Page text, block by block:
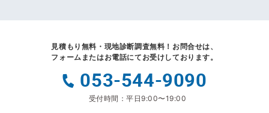
見積もり無料・現地診断調査無料！ お問合せは、
フォームまたはお電話にてお受けしております。
053-544-9090
受付時間：平日9:00〜19:00